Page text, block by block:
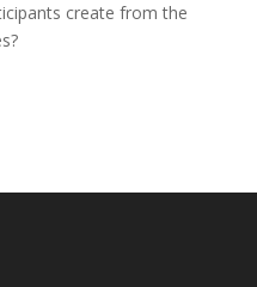
create from the